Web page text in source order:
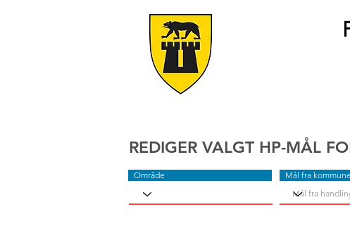
REDIGER VALGT HP-MÅL
Område Mål fra